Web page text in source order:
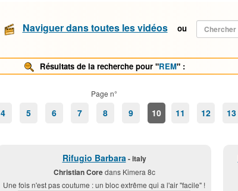
Naviguer dans toutes les vidéosou
Résultats de la recherche pour "REM" :
Page n°
4 5 6 7 8 9 10 11 12 13
Rifugio Barbara- italy
Christian Coredans Kimera 8c
Une fois n'est pas coutume : un bloc extrême qui a l'air "facile" !